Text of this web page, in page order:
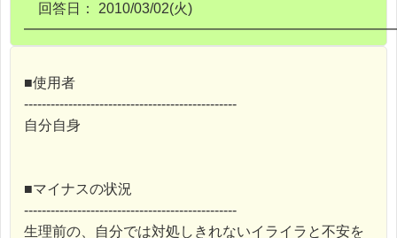
回答日： 2010/03/02(火)
■使用者
------------------------------------------------
自分自身
■マイナスの状況
------------------------------------------------
生理前の、自分では対処しきれないイライラと不安を